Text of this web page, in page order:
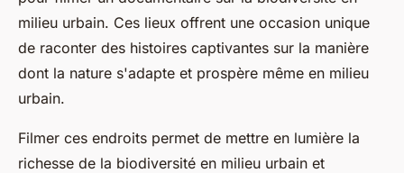
milieu urbain. Ces lieux offrent une occasion unique
de raconter des histoires captivantes sur la manière
dont la nature s'adapte et prospère même en milieu
urbain.
Filmer ces endroits permet de mettre en lumière la
richesse de la biodiversité en milieu urbain et